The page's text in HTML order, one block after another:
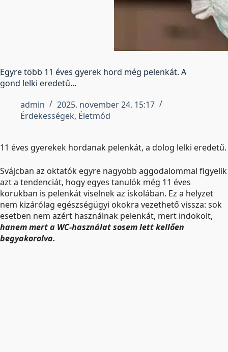
Egyre több 11 éves gyerek hord még pelenkát. A
gond lelki eredetű…
admin
2025. november 24. 15:17
Érdekességek, Életmód
11 éves gyerekek hordanak pelenkát, a dolog lelki eredetű.
Svájcban az oktatók egyre nagyobb aggodalommal figyelik
azt a tendenciát, hogy egyes tanulók még 11 éves
korukban is pelenkát viselnek az iskolában. Ez a helyzet
nem kizárólag egészségügyi okokra vezethető vissza: sok
esetben nem azért használnak pelenkát, mert indokolt,
hanem mert a WC-használat sosem lett kellően
begyakorolva.